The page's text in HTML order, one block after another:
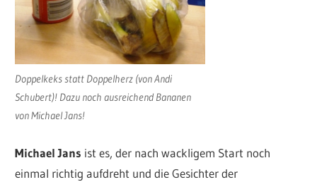
Doppelkeks statt Doppelherz (von Andi
Schubert)! Dazu noch ausreichend Bananen
von Michael Jans!
Michael Jans ist es, der nach wackligem Start noch
einmal richtig aufdreht und die Gesichter der